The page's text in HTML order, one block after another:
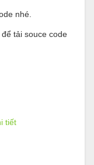
nhé.
tải souce code
tiết